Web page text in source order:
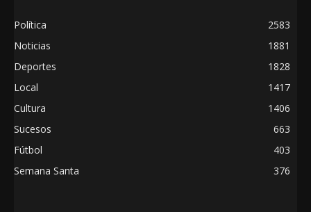
Política
2583
Noticias
1881
Deportes
1828
Local
1417
Cultura
1406
Sucesos
663
Fútbol
403
Semana Santa
376